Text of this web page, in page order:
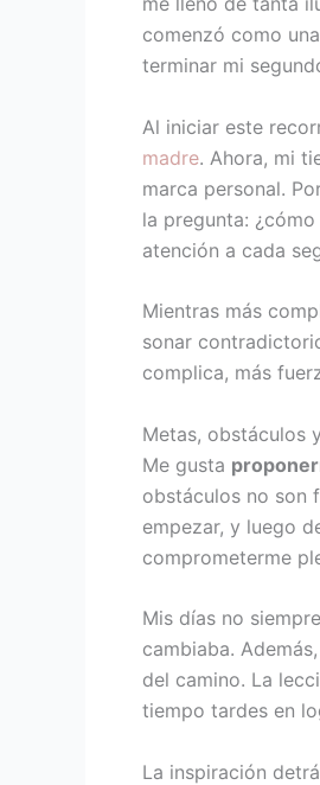
comenzó como
terminar mi
Al iniciar este
madre. Ahora, mi
marca personal.
la pregunta:
atención a cada
Mientras más
sonar
complica, más
Metas, obstáculos
Me gusta
obstáculos no son
empezar, y luego
comprometerme
Mis días no
cambiaba.
del camino. La
tiempo tardes en
La inspiración